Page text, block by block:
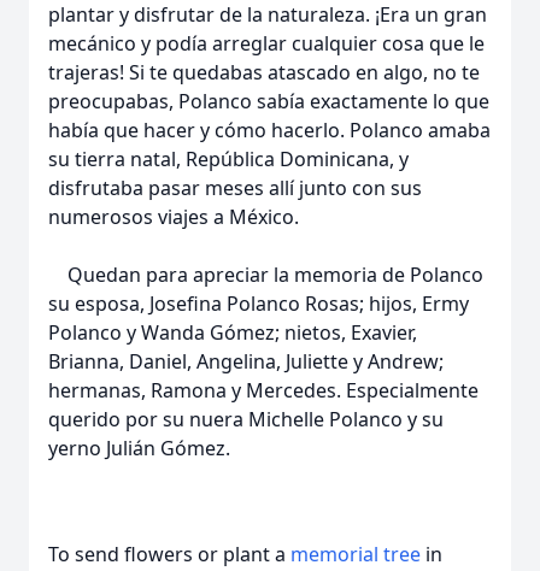
plantar y disfrutar de la naturaleza. ¡Era un gran
mecánico y podía arreglar cualquier cosa que le
trajeras! Si te quedabas atascado en algo, no te
preocupabas, Polanco sabía exactamente lo que
había que hacer y cómo hacerlo. Polanco amaba
su tierra natal, República Dominicana, y
disfrutaba pasar meses allí junto con sus
numerosos viajes a México.
Quedan para apreciar la memoria de Polanco
su esposa, Josefina Polanco Rosas; hijos, Ermy
Polanco y Wanda Gómez; nietos, Exavier,
Brianna, Daniel, Angelina, Juliette y Andrew;
hermanas, Ramona y Mercedes. Especialmente
querido por su nuera Michelle Polanco y su
yerno Julián Gómez.
To send flowers or plant a memorial tree in